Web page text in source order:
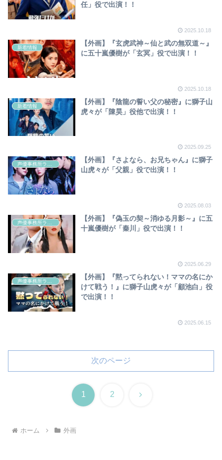
任」役で出演！！
2025.10.18
新着情報
【外画】『玄虎武神～仙と武の無双道～』
に五十嵐優樹が「玄冥」役で出演！！
2025.10.18
新着情報
【外画】『陰龍の誓い父の秘密』に獅子山
虎々が「陳昊」役他で出演！！
2025.09.25
声優事務所ラディウス
【外画】『さよなら、お兄ちゃん』に獅子
山虎々が「父親」役で出演！！
2025.08.03
声優事務所ラディウス
【外画】『偽玉の契～消ゆる月影～』に五
十嵐優樹が「秦川」役で出演！！
2025.06.29
【外画】『黙ってられない！ママの名にか
けて戦う！』に獅子山虎々が「顧池白」役
で出演！！
2025.06.15
次のページ
1 2 次
ホーム 外画